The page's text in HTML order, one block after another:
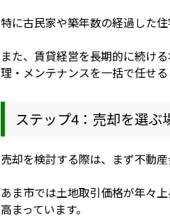
特に古民家や築年数の経過した
また、賃貸経営を長期的に続け
理・メンテナンスを一括で任せ
ステップ4：売却を選ぶ
売却を検討する際は、まず不動
あま市では土地取引価格が年々
高まっています。